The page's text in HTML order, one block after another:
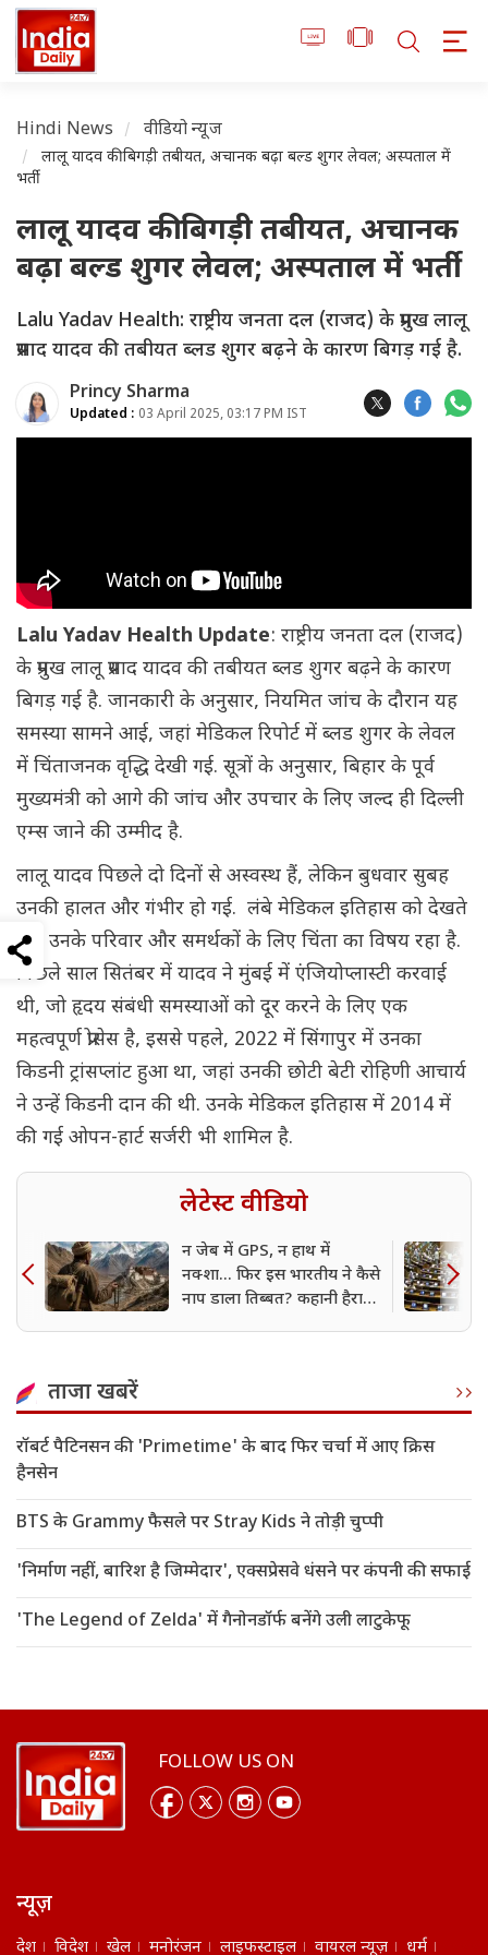
Hindi News वीडियो न्यूज
लालू यादव की बिगड़ी तबीयत, अचानक बढ़ा बल्ड शुगर लेवल; अस्पताल में
भर्ती
लालू यादव की बिगड़ी तबीयत, अचानक
बढ़ा बल्ड शुगर लेवल; अस्पताल में भर्ती
Lalu Yadav Health: राष्ट्रीय जनता दल (राजद) के प्रमुख लालू
प्रसाद यादव की तबीयत ब्लड शुगर बढ़ने के कारण बिगड़ गई है.
Princy Sharma
Updated : 03 April 2025, 03:17 PM IST
Lalu Yadav Health Update: राष्ट्रीय जनता दल (राजद)
के प्रमुख लालू प्रसाद यादव की तबीयत ब्लड शुगर बढ़ने के कारण
बिगड़ गई है. जानकारी के अनुसार, नियमित जांच के दौरान यह
समस्या सामने आई, जहां मेडिकल रिपोर्ट में ब्लड शुगर के लेवल
में चिंताजनक वृद्धि देखी गई. सूत्रों के अनुसार, बिहार के पूर्व
मुख्यमंत्री को आगे की जांच और उपचार के लिए जल्द ही दिल्ली
एम्स जाने की उम्मीद है.
लालू यादव पिछले दो दिनों से अस्वस्थ हैं, लेकिन बुधवार सुबह
उनकी हालत और गंभीर हो गई. लंबे मेडिकल इतिहास को देखते
हुए उनके परिवार और समर्थकों के लिए चिंता का विषय रहा है.
पिछले साल सितंबर में यादव ने मुंबई में एंजियोप्लास्टी करवाई
थी, जो हृदय संबंधी समस्याओं को दूर करने के लिए एक
महत्वपूर्ण प्रोसेस है, इससे पहले, 2022 में सिंगापुर में उनका
किडनी ट्रांसप्लांट हुआ था, जहां उनकी छोटी बेटी रोहिणी आचार्य
ने उन्हें किडनी दान की थी. उनके मेडिकल इतिहास में 2014 में
की गई ओपन-हार्ट सर्जरी भी शामिल है.
लेटेस्ट वीडियो
न जेब में GPS, न हाथ में
नक्शा... फिर इस भारतीय ने कैसे
नाप डाला तिब्बत? कहानी हैरान
ताजा खबरें
रॉबर्ट पैटिनसन की 'Primetime' के बाद फिर चर्चा में आए क्रिस
हैनसेन
BTS के Grammy फैसले पर Stray Kids ने तोड़ी चुप्पी
'निर्माण नहीं, बारिश है जिम्मेदार', एक्सप्रेसवे धंसने पर कंपनी की सफाई
'The Legend of Zelda' में गैनोनडॉर्फ बनेंगे उली लाटुकेफू
FOLLOW US ON
न्यूज़
देश विदेश खेल मनोरंजन लाइफस्टाइल वायरल न्यूज़ धर्म